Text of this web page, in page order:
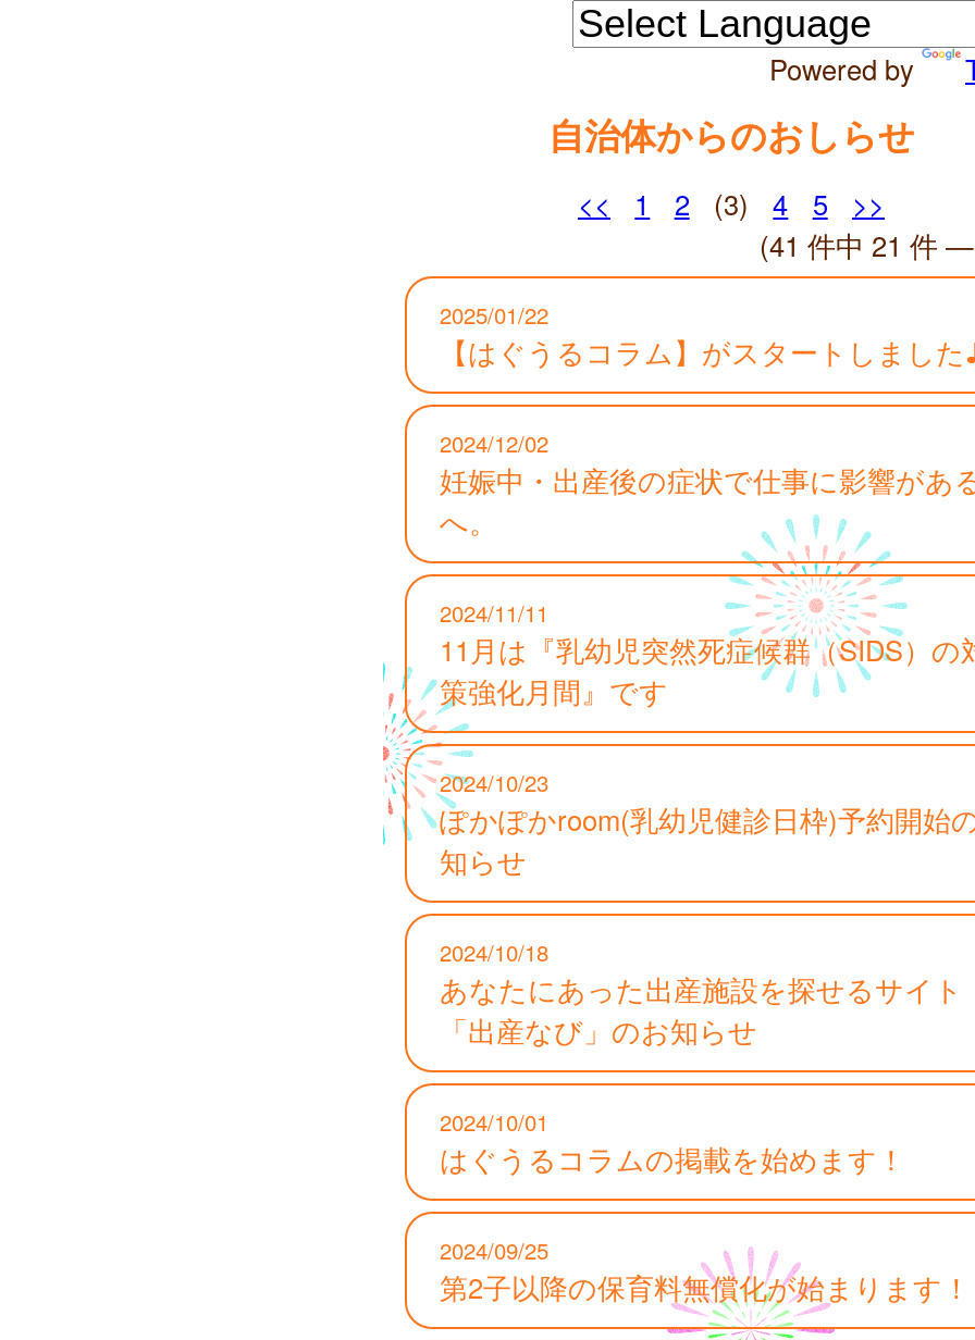
Powered by
自治体からのおしらせ
<< 1 2 (3) 4 5
>>
(41 件中 21 件
2025/01/22
【はぐうるコラム】がスタートしまし
2024/12/02
妊娠中・出産後の症状で仕事に影響があ
へ。
2024/11/11
11月は『乳幼児突然死症候群（SIDS）の
策強化月間』です
2024/10/23
ぽかぽかroom(乳幼児健診日枠)予約開始
知らせ
2024/10/18
あなたにあった出産施設を探せるサイト
「出産なび」のお知らせ
2024/10/01
はぐうるコラムの掲載を始めます！
2024/09/25
第2子以降の保育料無償化が始まります！